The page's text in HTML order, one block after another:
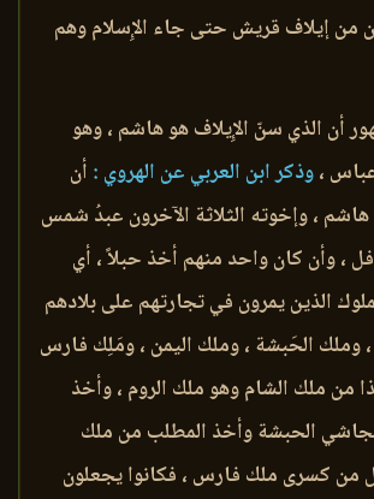
من إيلاف قريش حتى جاء الإِسلام وهم
أن الذي سنّ الإِيلاف هو هاشم ، وهو
،وذكر ابن العربي عن الهروي : أن
، وإخوته الثلاثة الآخرون عبدُ شمس
، وأن كان واحد منهم أخذ حبلاً ، أي
الذين يمرون في تجارتهم على بلادهم
وملك الحَبشة ، وملك اليمن ، ومَلِك فارس
من ملك الشام وهو ملك الروم ، وأخذ
الحبشة وأخذ المطلب من ملك
من كسرى ملك فارس ، فكانوا يجعلون